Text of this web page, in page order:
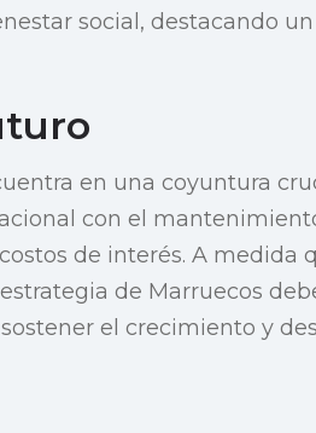
social, destacando
en una coyuntura
con el
de interés. A medida
de Marruecos
el crecimiento y